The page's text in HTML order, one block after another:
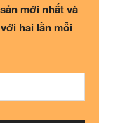
mới nhất và
hai lần mỗi